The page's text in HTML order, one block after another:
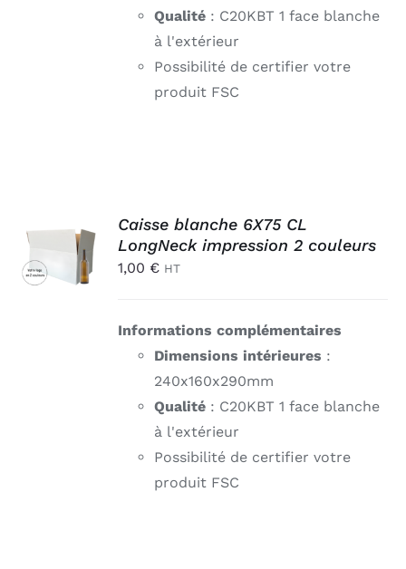
Qualité : C20KBT 1 face blanche
à l'extérieur
Possibilité de certifier votre
produit FSC
PANIER
/
Caisse blanche 6X75 CL
LongNeck impression 2 couleurs
1,00 € HT
Informations complémentaires
Dimensions intérieures :
240x160x290mm
Qualité : C20KBT 1 face blanche
à l'extérieur
Possibilité de certifier votre
produit FSC